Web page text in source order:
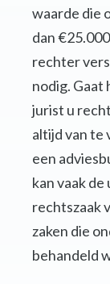
waarde die
dan
rechter
nodig. Gaat
jurist u
altijd van te
een
kan vaak
rechtszaak
zaken die
behandeld